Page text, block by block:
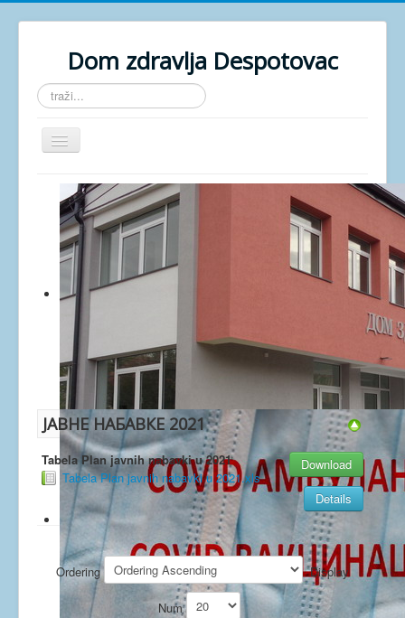
Dom zdravlja Despotovac
traži...
Isključi
navigaciju
POČETNA
O USTANOVI
GALERIJA
DOKUMENTA
KONTAKT
ZAKAZIVANJE
AKTUELNO
ЈАВНЕ НАБАВКЕ 2021
Tabela Plan javnih nabavki u 2021
Tabela Plan javnih nabavki u 2021.xls
Download
Details
Ordering Display
Num